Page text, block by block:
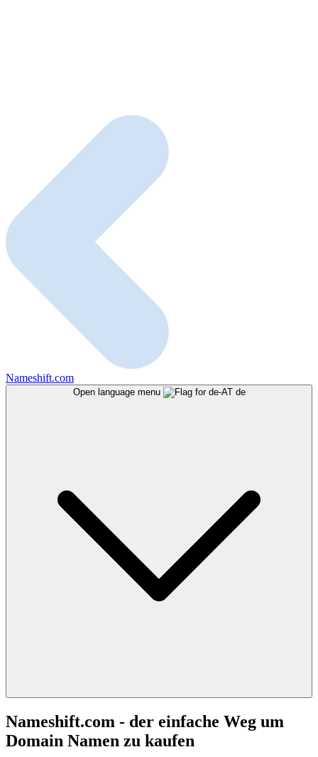
Nameshift.com
Open language menu de
Nameshift.com - der einfache Weg um
Domain Namen zu kaufen